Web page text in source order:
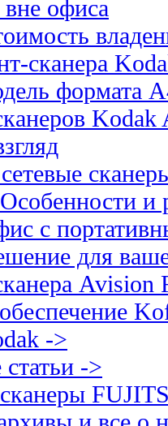
офиса
сканера
формата
и
с
для
Avision
->
->